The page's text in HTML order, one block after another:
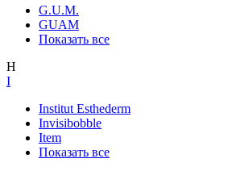
G.U.M.
GUAM
Показать все
H
I
Institut Esthederm
Invisibobble
Item
Показать все